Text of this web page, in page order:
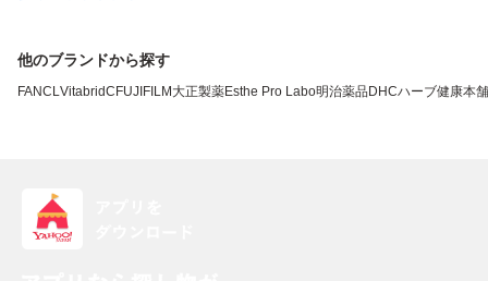
他のブランドから探す
FANCLVitabridC FUJIFILM 大正製薬Esthe Pro Labo明治薬品DHCハーブ健康本舗